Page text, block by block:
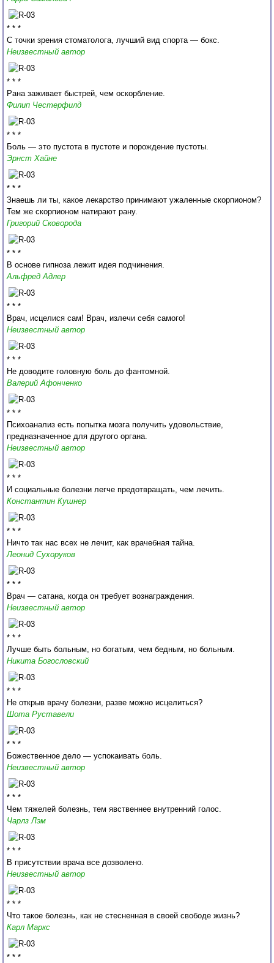
* * *
С точки зрения стоматолога, лучший вид спорта — бокс.
Неизвестный автор
* * *
Рана заживает быстрей, чем оскорбление.
Филип Честерфилд
* * *
Боль — это пустота в пустоте и порождение пустоты.
Эрнст Хайне
* * *
Знаешь ли ты, какое лекарство принимают ужаленные скорпионом?
Тем же скорпионом натирают рану.
Григорий Сковорода
* * *
В основе гипноза лежит идея подчинения.
Альфред Адлер
* * *
Врач, исцелися сам! Врач, излечи себя самого!
Неизвестный автор
* * *
Не доводите головную боль до фантомной.
Валерий Афонченко
* * *
Психоанализ есть попытка мозга получить удовольствие,
предназначенное для другого органа.
Неизвестный автор
* * *
И социальные болезни легче предотвращать, чем лечить.
Константин Кушнер
* * *
Ничто так нас всех не лечит, как врачебная тайна.
Леонид Сухоруков
* * *
Врач — сатана, когда он требует вознаграждения.
Неизвестный автор
* * *
Лучше быть больным, но богатым, чем бедным, но больным.
Никита Богословский
* * *
Не открыв врачу болезни, разве можно исцелиться?
Шота Руставели
* * *
Божественное дело — успокаивать боль.
Неизвестный автор
* * *
Чем тяжелей болезнь, тем явственнее внутренний голос.
Чарлз Лэм
* * *
В присутствии врача все дозволено.
Неизвестный автор
* * *
Что такое болезнь, как не стесненная в своей свободе жизнь?
Карл Маркс
* * *